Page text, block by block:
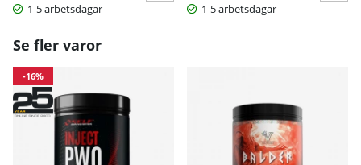
1-5 arbetsdagar 1-5 arbetsdagar
Se fler varor
-16%